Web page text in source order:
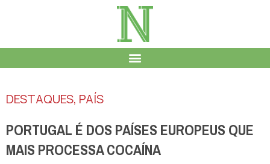
DESTAQUES, PAÍS
PORTUGAL É DOS PAÍSES EUROPEUS QUE
MAIS PROCESSA COCAÍNA